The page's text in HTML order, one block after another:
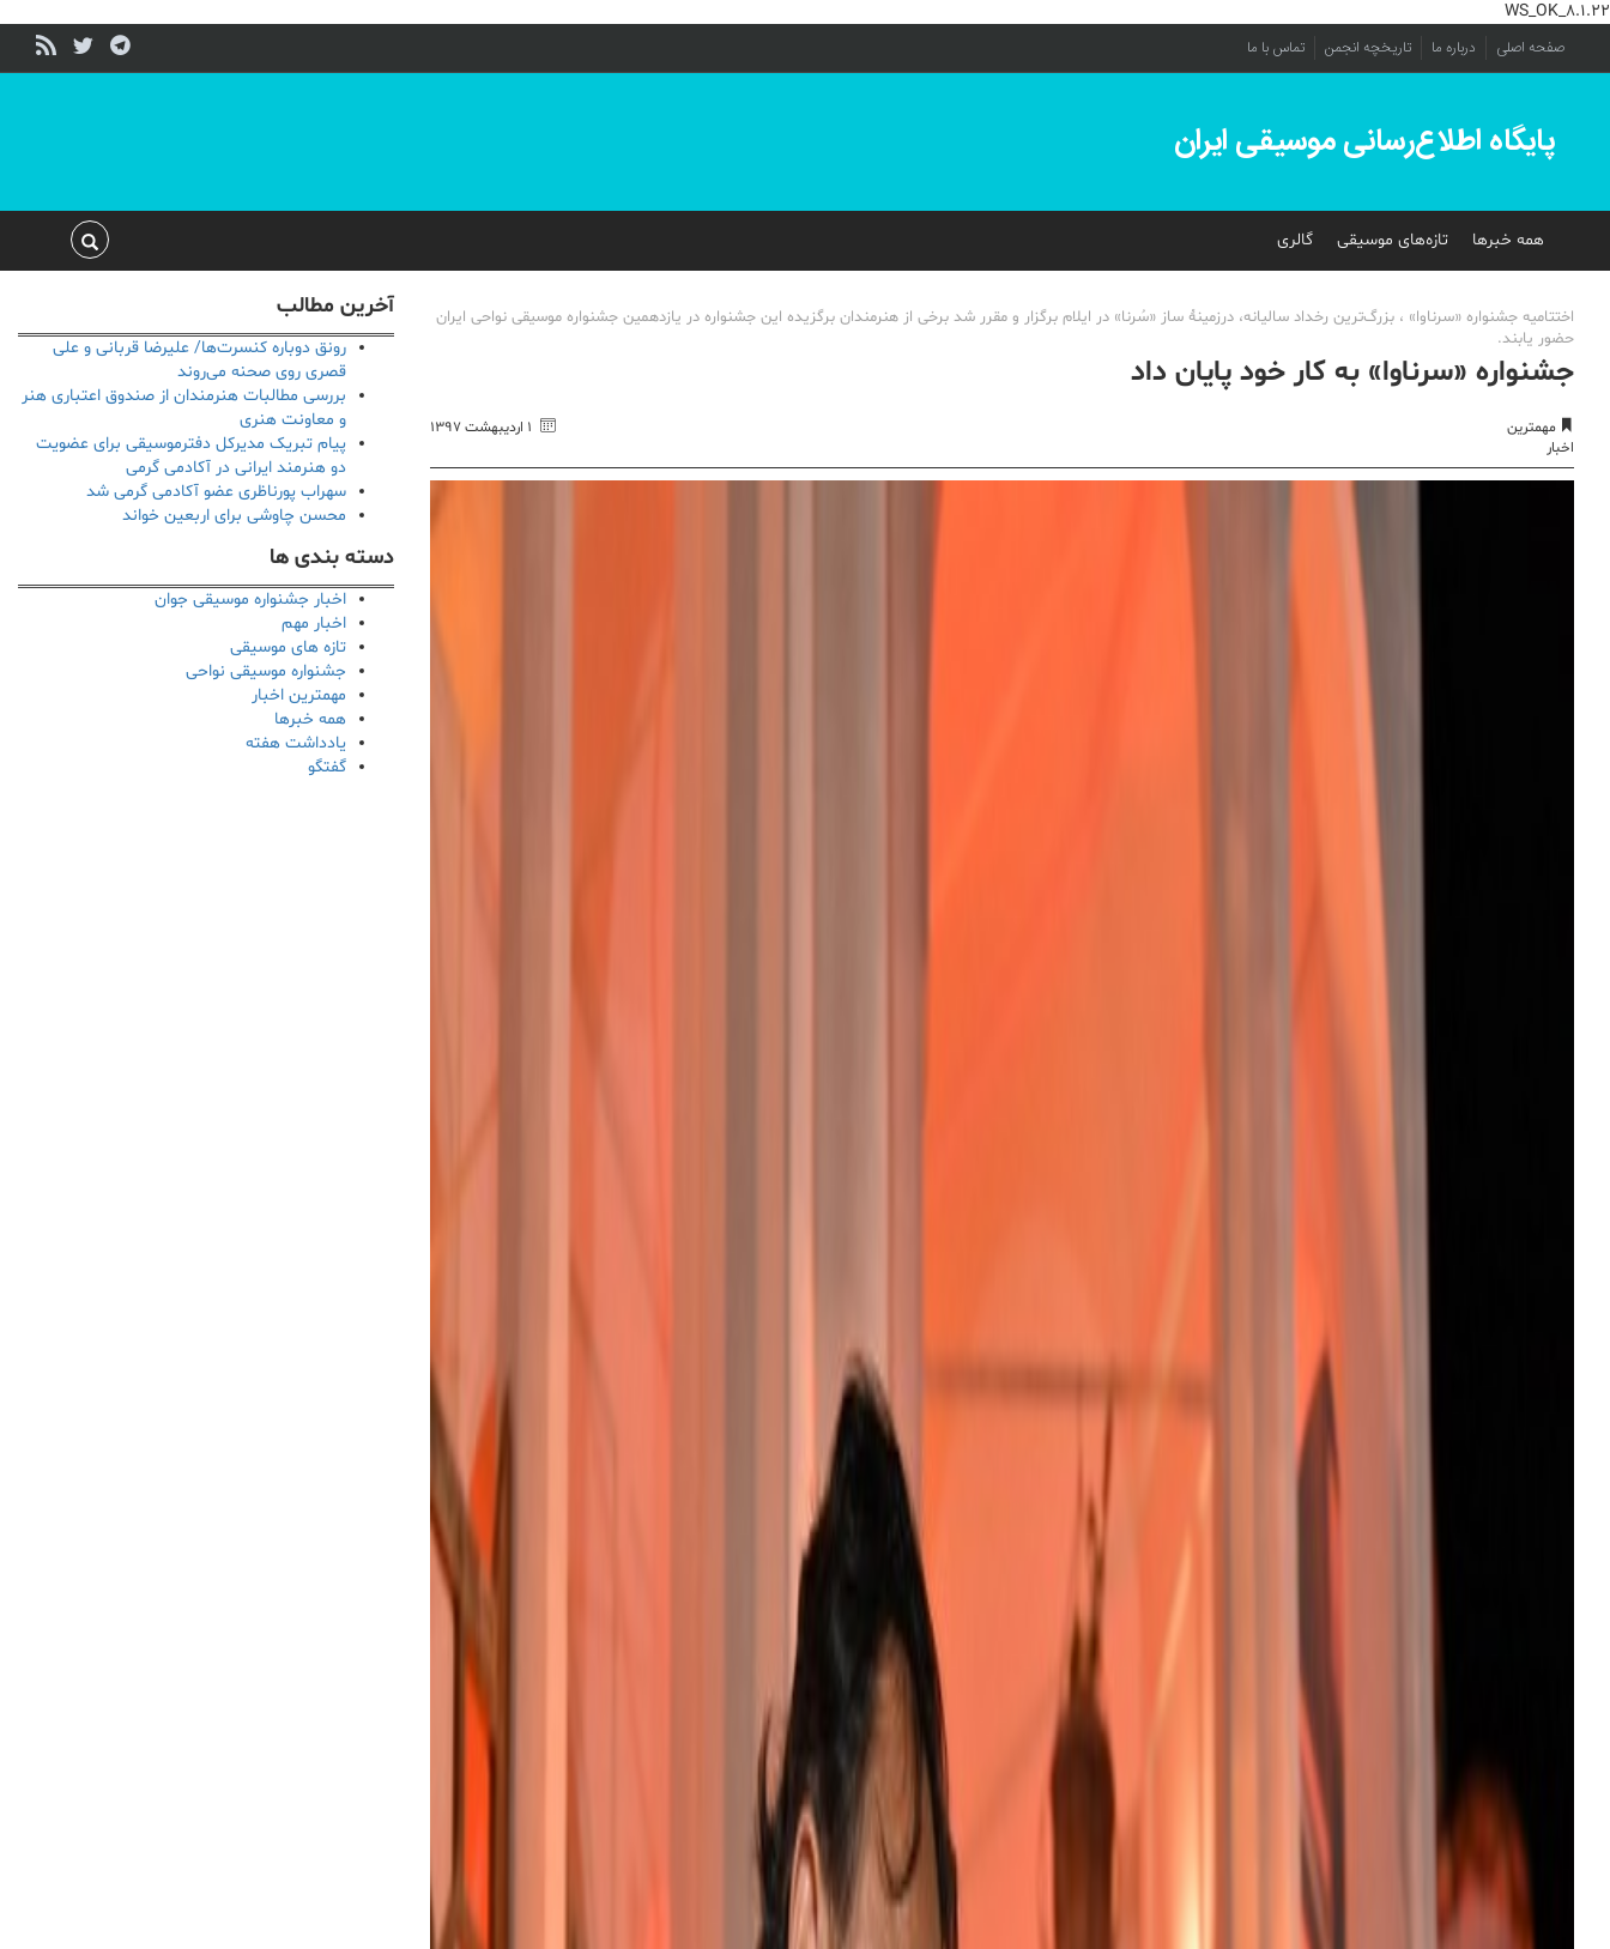
WS_OK_8.1.22
صفحه اصلی درباره ما تاریخچه انجمن تماس با ما
پایگاه اطلاع‌رسانی موسیقی ایران
همه خبرها تازه‌های موسیقی گالری
اختتامیه جشنواره «سرناوا» ، بزرگ‌ترین رخداد سالیانه، درزمینۀ ساز «سُرنا» در ایلام برگزار و مقرر شد برخی از هنرمندان برگزیده این جشنواره در یازدهمین جشنواره موسیقی نواحی ایران
حضور یابند.
جشنواره «سرناوا» به کار خود پایان داد
مهمترین
اخبار
۱ اردیبهشت ۱۳۹۷
آخرین مطالب
رونق دوباره کنسرت‌ها/ علیرضا قربانی و علی
قصری روی صحنه می‌روند
بررسی مطالبات هنرمندان از صندوق اعتباری هنر
و معاونت هنری
پیام تبریک مدیرکل دفترموسیقی برای عضویت
دو هنرمند ایرانی در آکادمی گرمی
سهراب پورناظری عضو آکادمی گرمی شد
محسن چاوشی برای اربعین خواند
دسته بندی ها
اخبار جشنواره موسیقی جوان
اخبار مهم
تازه های موسیقی
جشنواره موسیقی نواحی
مهمترین اخبار
همه خبرها
یادداشت هفته
گفتگو